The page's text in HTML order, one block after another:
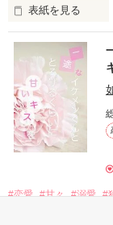
他の女の子には冷
私にだけ昔と変
「澪ちゃん。」
それは止まって
✨.ﾟ･*..☆.｡.:*✨.☆.
冴木澪-SaekiMio
表紙を見る
表紙画像はAIです
#恋愛 #甘々 #溺愛 #